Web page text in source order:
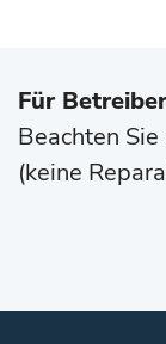
Für
Beachten
(keine